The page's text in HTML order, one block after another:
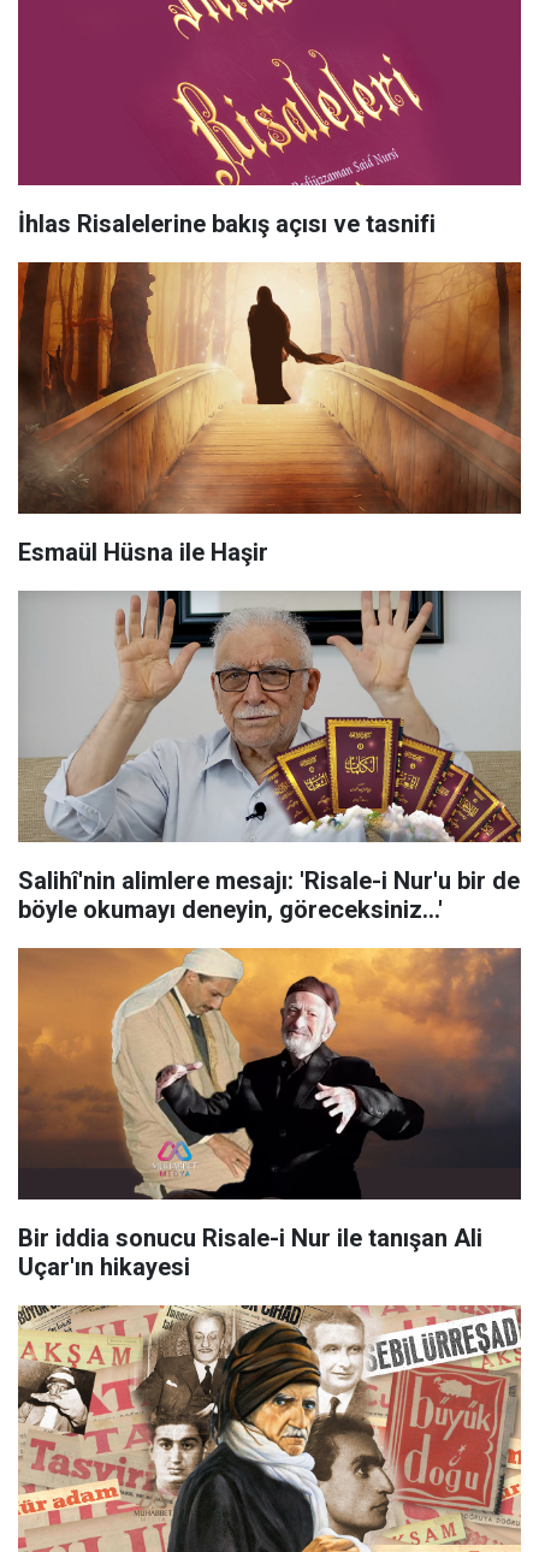
İhlas Risalelerine bakış açısı ve tasnifi
Esmaül Hüsna ile Haşir
Salihî'nin alimlere mesajı: 'Risale-i Nur'u bir de
böyle okumayı deneyin, göreceksiniz...'
Bir iddia sonucu Risale-i Nur ile tanışan Ali
Uçar'ın hikayesi